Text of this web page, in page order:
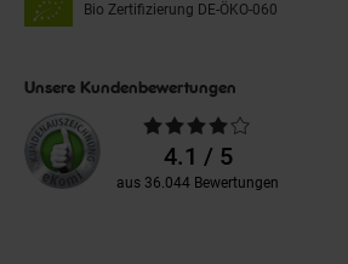
Bio Zertifizierung DE-ÖKO-060
Unsere Kundenbewertungen
Durchschnittliche
Bewertungen4.1 / 5
aus 36.044 Bewertungen